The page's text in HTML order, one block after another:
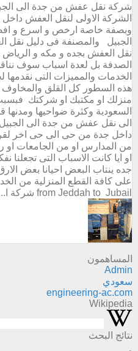
شركة نقل عفش من جدة الى
الشركة الاولى لنقل العفش
وبصفة خاصة ارخص و اسرع و
الجبيل والمصنفة فى دليل
نقل العفش بجده و مكه و الرياض
الصدفة بل لعدة اسباب سوف
الخدمات والمميزات التى
هذه السطور كل القلق والمخاوف
منزلك او مكتبك او شركتك
السعودية وكثرة ضواحيها
الى نقل عفش من جدة الى
داخل جدة من حى الى حى اخر
من المدارس او من الجامعات او
او ايا كانت الاسباب التى تجعلنا
جده ينتاب البعض احيانا بعض
from Jeddah to Jubail شركة ا...
المساهمون
Admin
سعودي
engineering-ac.com
Wikipedia
نتائج البحث